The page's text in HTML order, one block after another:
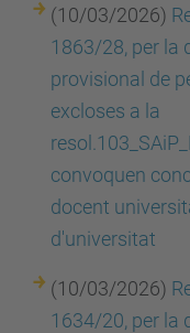
(10/03/2026)
1863/28, per la
provisional de
excloses a la
convoquen
docent
d'universitat
(10/03/2026)
1634/20, per la